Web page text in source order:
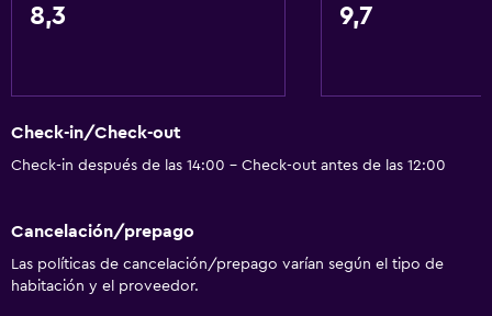
Para no fumadores
Ascensor
Ascensor disponible
Baño
Tina de baño
8,3 9,7
Check-in/Check-out
Check-in después de las 14:00 - Check-out antes de las 12:00
Cancelación/prepago
Las políticas de cancelación/prepago varían según el tipo de
habitación y el proveedor.